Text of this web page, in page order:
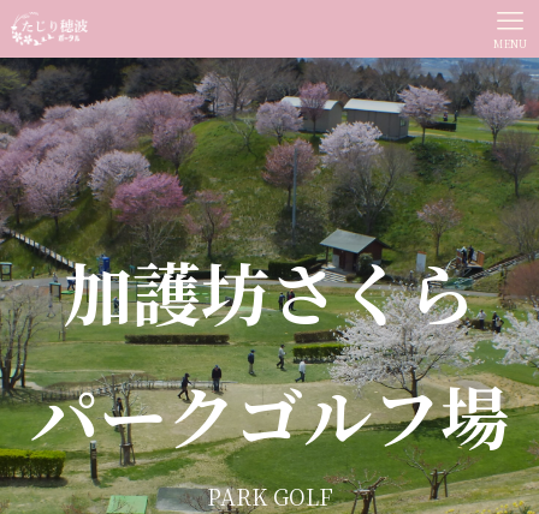
MENU
加護坊さくら
パークゴルフ場
PARK GOLF